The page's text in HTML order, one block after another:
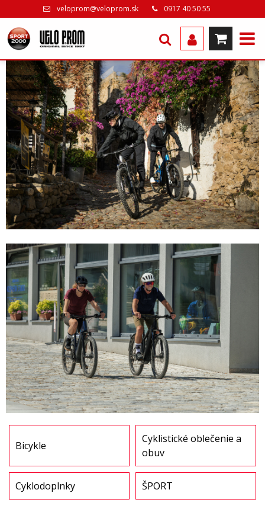
veloprom@veloprom.sk 0917 40 50 55
Bicykle
Cyklistické oblečenie a
obuv
Cyklodoplnky ŠPORT